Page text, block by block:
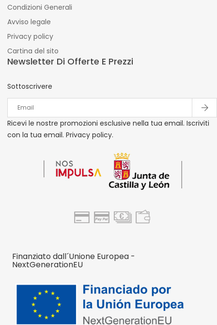
Condizioni Generali
Avviso legale
Privacy policy
Cartina del sito
Newsletter Di Offerte E Prezzi
Sottoscrivere
Ricevi le nostre promozioni esclusive nella tua email. Iscriviti
con la tua email. Privacy policy.
Finanziato dall´Unione Europea -
NextGenerationEU